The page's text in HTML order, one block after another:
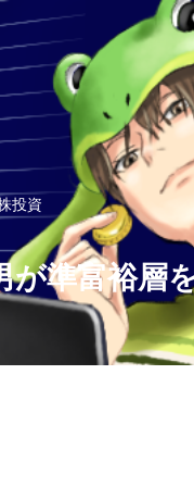
投資
準富裕層